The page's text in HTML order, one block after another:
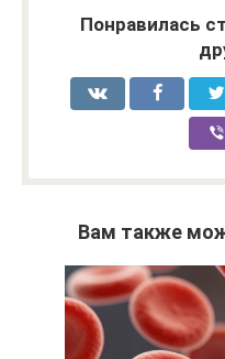
Понравилась
Вам также